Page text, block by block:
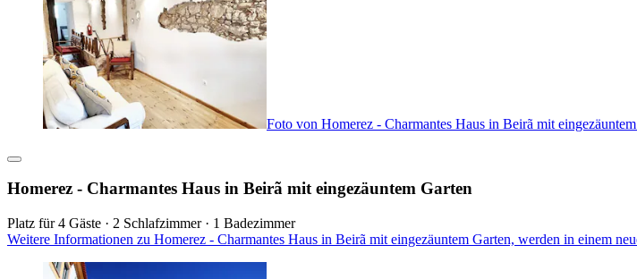
Foto von Homerez - Charmantes Haus in Beirã mit
Homerez - Charmantes Haus in Beirã mit eingezäuntem Garten
Platz für 4 Gäste · 2 Schlafzimmer · 1 Badezimmer
Weitere Informationen zu Homerez - Charmantes Haus in Beirã mit eingezäuntem Garten, werden in einem